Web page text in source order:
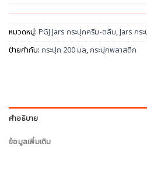
หมวดหมู่: PGJ Jars กระปุกครีม-ตลับ,Jars กร
ป้ายกำกับ: กระปุก 200 มล,กระปุกพลาสติก
คำอธิบาย
ข้อมูลเพิ่มเติม